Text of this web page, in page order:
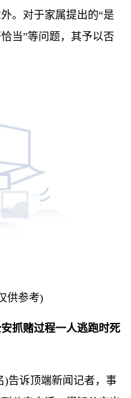
。对于家属提出的“是
当”等问题，其予以否
供参考)
抓赌过程一人逃跑时死
)告诉顶端新闻记者，事